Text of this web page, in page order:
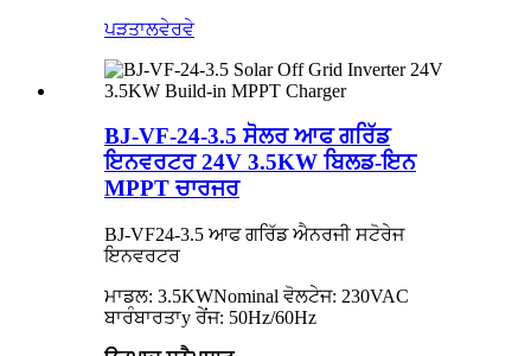
ਪੜਤਾਲਵੇਰਵੇ
BJ-VF-24-3.5 ਸੋਲਰ ਆਫ ਗਰਿੱਡ
ਇਨਵਰਟਰ 24V 3.5KW ਬਿਲਡ-ਇਨ
MPPT ਚਾਰਜਰ
BJ-VF24-3.5 ਆਫ ਗਰਿੱਡ ਐਨਰਜੀ ਸਟੋਰੇਜ
ਇਨਵਰਟਰ
ਮਾਡਲ: 3.5KWNominal ਵੋਲਟੇਜ: 230VAC
ਬਾਰੰਬਾਰਤਾy ਰੇਂਜ: 50Hz/60Hz